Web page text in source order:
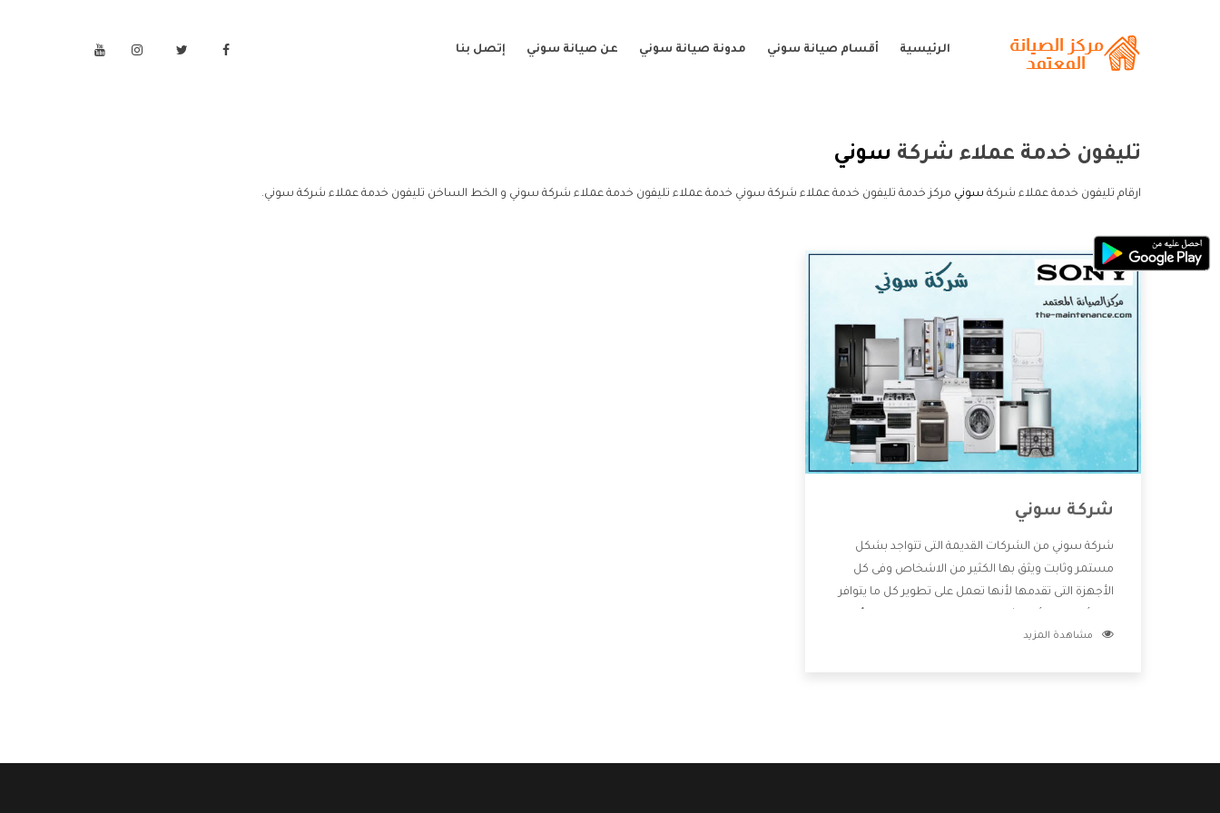
الرئيسية أقسام صيانة سوني مدونة صيانة سوني عن صيانة سوني إتصل بنا
تليفون خدمة عملاء شركة سوني
ارقام تليفون خدمة عملاء شركة سوني مركز خدمة تليفون خدمة عملاء شركة سوني خدمة عملاء تليفون خدمة عملاء شركة سوني و الخط الساخن تليفون خدمة عملاء شركة سوني.
شركة سوني
شركة سوني من الشركات القديمة التى تتواجد بشكل
مستمر وثابت ويثق بها الكثير من الاشخاص وفى كل
الأجهزة التى تقدمها لأنها تعمل على تطوير كل ما يتوافر
خدمات ما بعد البيع مع المنتجات وتقدم للعملاء أقوى
مشاهدة المزيد